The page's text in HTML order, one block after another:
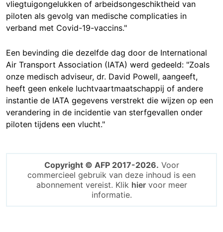
vliegtuigongelukken of arbeidsongeschiktheid van
piloten als gevolg van medische complicaties in
verband met Covid-19-vaccins."
Een bevinding die dezelfde dag door de International
Air Transport Association (IATA) werd gedeeld: "Zoals
onze medisch adviseur, dr. David Powell, aangeeft,
heeft geen enkele luchtvaartmaatschappij of andere
instantie de IATA gegevens verstrekt die wijzen op een
verandering in de incidentie van sterfgevallen onder
piloten tijdens een vlucht."
Copyright © AFP 2017-2026. Voor
commercieel gebruik van deze inhoud is een
abonnement vereist. Klik hiervoor meer
informatie.